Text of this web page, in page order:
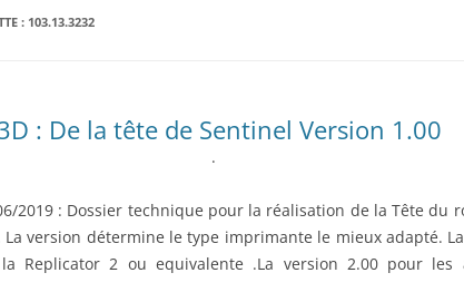
DIVERSES
ROGUE
ESP32 : APPRENTISSAGE
AMÉLIORATION DE L’HABITAT
TIR SPORTIF
: 103.13.3232
: De la tête de Sentinel Version 1.00
.
2019 : Dossier technique pour la réalisation de la Tête du
version détermine le type imprimante le mieux adapté.
Replicator 2 ou equivalente .La version 2.00 pour les